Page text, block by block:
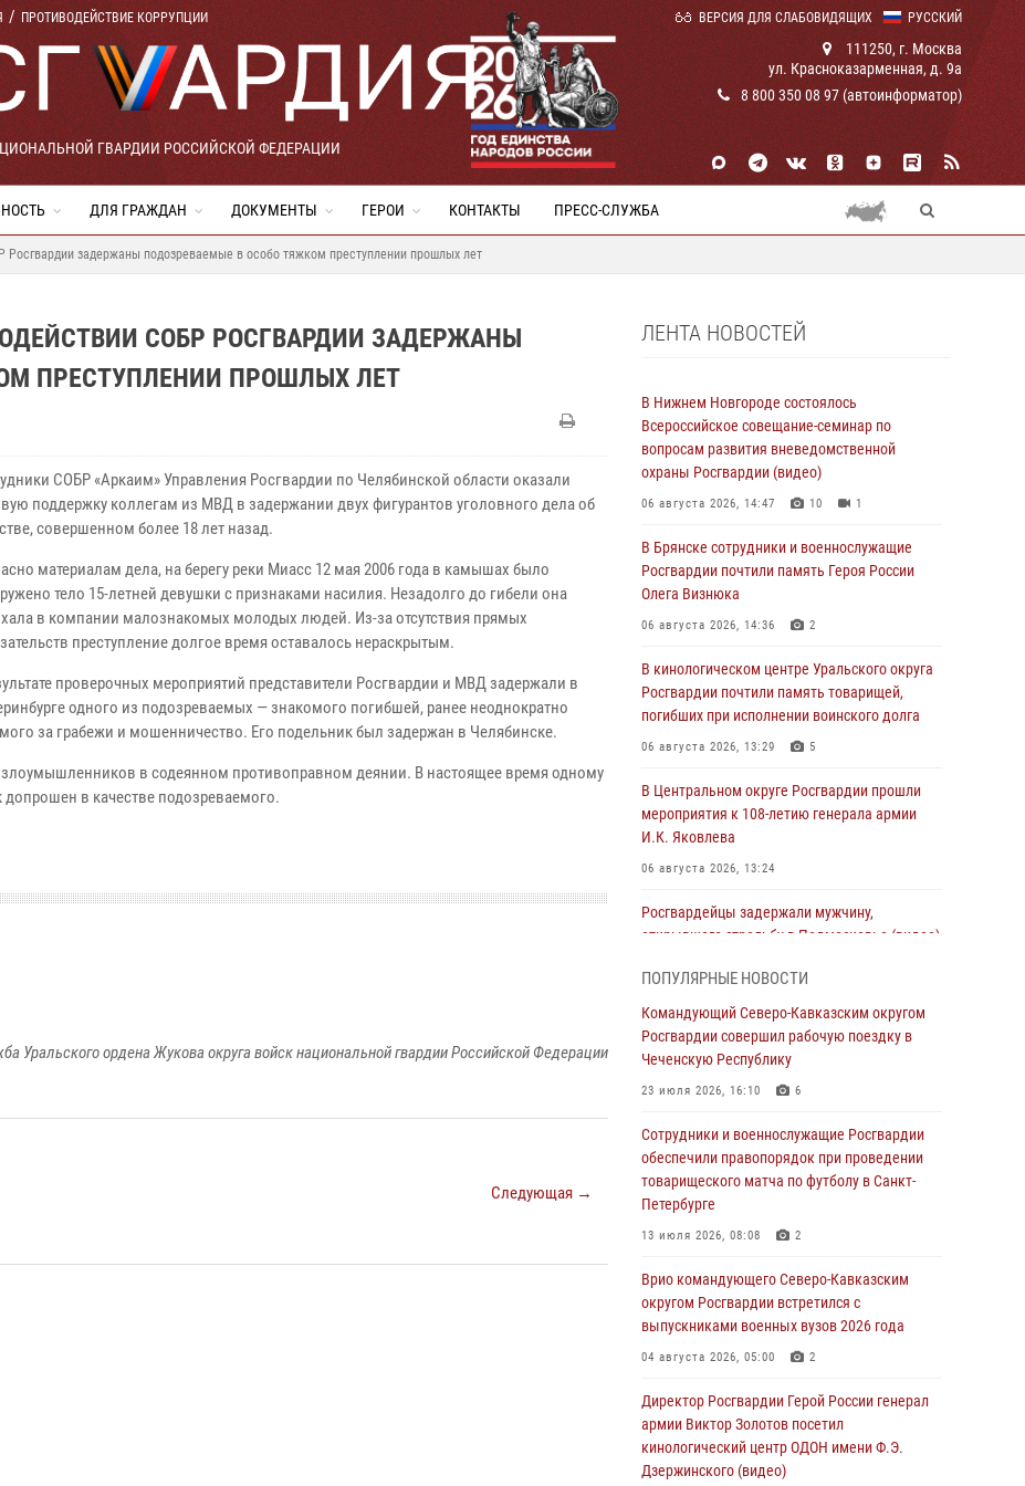
РУССКИЙ
ПРОТИВОДЕЙСТВИЕ КОРРУПЦИИ ВЕРСИЯ ДЛЯ СЛАБОВИДЯЩИХ
ГВАРДИИ РОССИЙСКОЙ ФЕДЕРАЦИИ
111250, г. Москва
ул. Красноказарменная, д. 9а
8 800 350 08 97 (автоинформатор)
ДЛЯ ГРАЖДАН ДОКУМЕНТЫ ГЕРОИ КОНТАКТЫ ПРЕСС-СЛУЖБА
Росгвардии задержаны подозреваемые в особо тяжком преступлении прошлых лет
СОБР РОСГВАРДИИ ЗАДЕРЖАНЫ
ПРЕСТУПЛЕНИИ ПРОШЛЫХ ЛЕТ
СОБР «Аркаим» Управления Росгвардии по Челябинской области оказали
поддержку коллегам из МВД в задержании двух фигурантов уголовного дела об
совершенном более 18 лет назад.
материалам дела, на берегу реки Миасс 12 мая 2006 года в камышах было
тело 15-летней девушки с признаками насилия. Незадолго до гибели она
в компании малознакомых молодых людей. Из-за отсутствия прямых
преступление долгое время оставалось нераскрытым.
проверочных мероприятий представители Росгвардии и МВД задержали в
одного из подозреваемых — знакомого погибшей, ранее неоднократно
за грабежи и мошенничество. Его подельник был задержан в Челябинске.
злоумышленников в содеянном противоправном деянии. В настоящее время одному
в качестве подозреваемого.
Уральского ордена Жукова округа войск национальной гвардии Российской Федерации
Следующая →
ЛЕНТА НОВОСТЕЙ
В Нижнем Новгороде состоялось
Всероссийское совещание-семинар по
вопросам развития вневедомственной
охраны Росгвардии (видео)
06 августа 2026, 14:47 10 1
В Брянске сотрудники и военнослужащие
Росгвардии почтили память Героя России
Олега Визнюка
06 августа 2026, 14:36 2
В кинологическом центре Уральского округа
Росгвардии почтили память товарищей,
погибших при исполнении воинского долга
06 августа 2026, 13:29 5
В Центральном округе Росгвардии прошли
мероприятия к 108‑летию генерала армии
И.К. Яковлева
06 августа 2026, 13:24
Росгвардейцы задержали мужчину,
открывшего стрельбу в Подмосковье (видео)
Росгвардейцы провели выставку вооружения
для участников сбора «Гвардеец» в Пензе
(видео)
06 августа 2026, 12:00
В Курске росгвардейцы приняли участие в
митинге, посвященном второй годовщине
вторжения ВСУ на территорию области
06 августа 2026, 11:56
задержал правонарушителя, угрожавшего
подростку травматическим пистолетом
06 августа 2026, 11:33 1
ликвидирована крупная нарколаборатория
06 августа 2026, 11:27
В Москве росгвардейцы задержали троих
ПОПУЛЯРНЫЕ НОВОСТИ
Командующий Северо-Кавказским округом
Росгвардии совершил рабочую поездку в
Чеченскую Республику
23 июля 2026, 16:10 6
Сотрудники и военнослужащие Росгвардии
обеспечили правопорядок при проведении
товарищеского матча по футболу в Санкт-
Петербурге
13 июля 2026, 08:08 2
Врио командующего Северо-Кавказским
округом Росгвардии встретился с
выпускниками военных вузов 2026 года
04 августа 2026, 05:00 2
Директор Росгвардии Герой России генерал
армии Виктор Золотов посетил
кинологический центр ОДОН имени Ф.Э.
Дзержинского (видео)